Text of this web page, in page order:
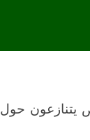
يتنازعون